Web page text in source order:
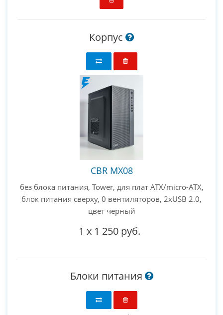
Корпус
CBR MX08
без блока питания, Tower, для плат ATX/micro-ATX,
блок питания сверху, 0 вентиляторов, 2xUSB 2.0,
цвет черный
1 x 1 250 руб.
Блоки питания